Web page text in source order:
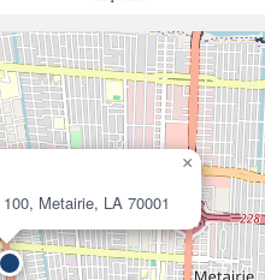
Metairie, LA 70001
×